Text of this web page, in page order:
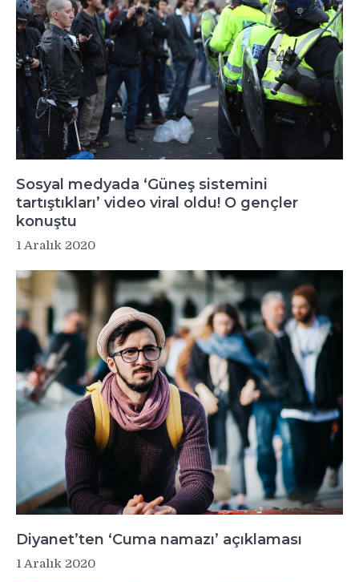
Sosyal medyada ‘Güneş sistemini
tartıştıkları’ video viral oldu! O gençler
konuştu
1 Aralık 2020
Diyanet’ten ‘Cuma namazı’ açıklaması
1 Aralık 2020